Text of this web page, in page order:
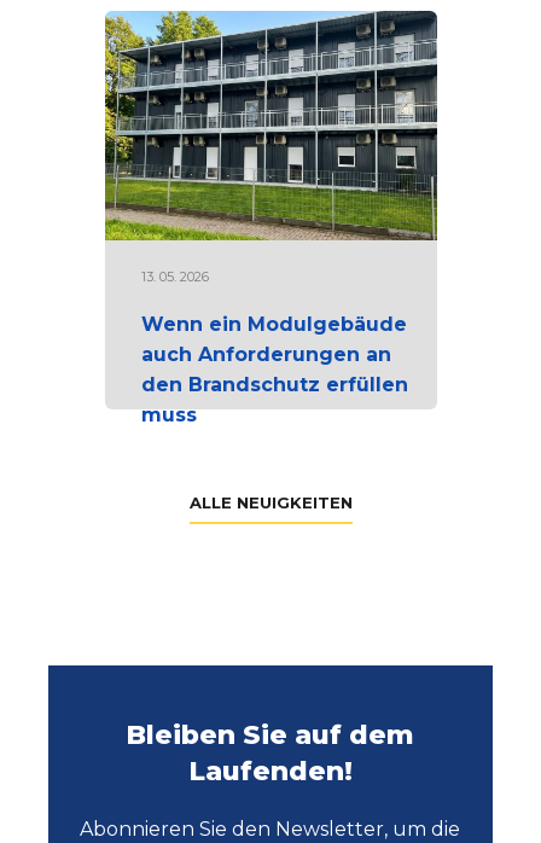
13. 05. 2026
Wenn ein Modulgebäude
auch Anforderungen an
den Brandschutz erfüllen
muss
ALLE NEUIGKEITEN
Bleiben Sie auf dem
Laufenden!
Abonnieren Sie den Newsletter, um die